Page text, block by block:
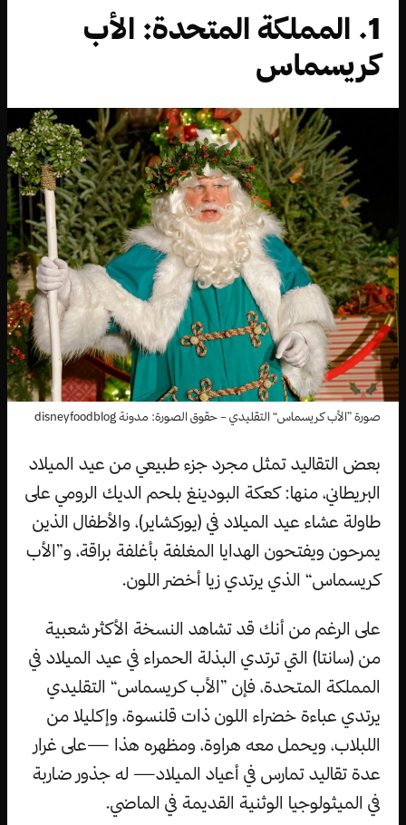
1. المملكة المتحدة: الأب
كريسماس
صورة ”الأب كريسماس“ التقليدي – حقوق الصورة: مدونة disneyfoodblog
بعض التقاليد تمثل مجرد جزء طبيعي من عيد الميلاد
البريطاني، منها: كعكة البودينغ بلحم الديك الرومي على
طاولة عشاء عيد الميلاد في (يوركشاير)، والأطفال الذين
يمرحون ويفتحون الهدايا المغلفة بأغلفة براقة، و”الأب
كريسماس“ الذي يرتدي زيا أخضر اللون.
على الرغم من أنك قد تشاهد النسخة الأكثر شعبية
من (سانتا) التي ترتدي البذلة الحمراء في عيد الميلاد في
المملكة المتحدة، فإن ”الأب كريسماس“ التقليدي
يرتدي عباءة خضراء اللون ذات قلنسوة، وإكليلا من
اللبلاب، ويحمل معه هراوة، ومظهره هذا —على غرار
عدة تقاليد تمارس في أعياد الميلاد— له جذور ضاربة
في الميثولوجيا الوثنية القديمة في الماضي.